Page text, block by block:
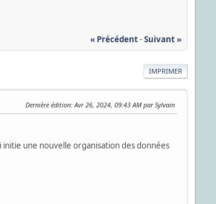
« Précédent-Suivant »
IMPRIMER
Dernière édition: Avr 26, 2024, 09:43 AM par Sylvain
une nouvelle organisation des données